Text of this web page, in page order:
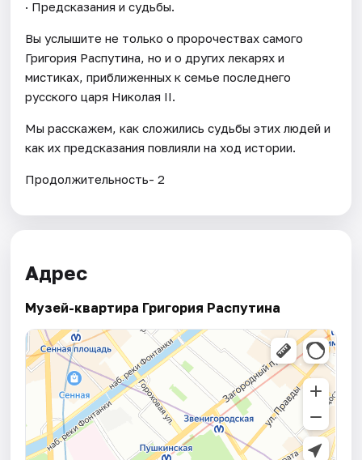
· Предсказания и судьбы.
Вы услышите не только о пророчествах самого
Григория Распутина, но и о других лекарях и
мистиках, приближенных к семье последнего
русского царя Николая II.
Мы расскажем, как сложились судьбы этих людей и
как их предсказания повлияли на ход истории.
Продолжительность- 2
Адрес
Музей-квартира Григория Распутина